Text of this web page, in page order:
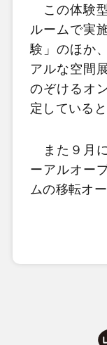
この体験
ルームで実
験」のほか
アルな空間
のぞけるオ
定していると
また９月
ーアルオー
ムの移転オ